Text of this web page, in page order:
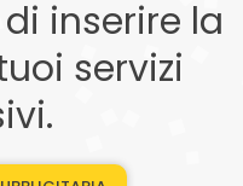
inserire la
servizi